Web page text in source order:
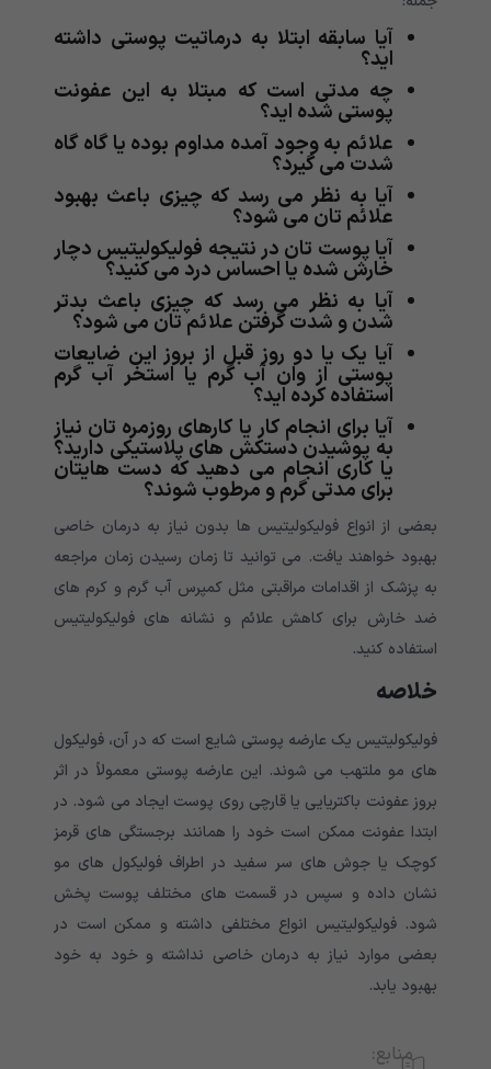
آیا سابقه ابتلا به درماتیت پوستی داشته
اید؟
چه مدتی است که مبتلا به این عفونت
پوستی شده اید؟
علائم به وجود آمده مداوم بوده یا گاه گاه
شدت می گیرد؟
آیا به نظر می رسد که چیزی باعث بهبود
علائم تان می شود؟
آیا پوست تان در نتیجه فولیکولیتیس دچار
خارش شده یا احساس درد می کنید؟
آیا به نظر می رسد که چیزی باعث بدتر
شدن و شدت گرفتن علائم تان می شود؟
آیا یک یا دو روز قبل از بروز این ضایعات
پوستی از وان آب گرم یا استخر آب گرم
استفاده کرده اید؟
آیا برای انجام کار یا کارهای روزمره تان نیاز
به پوشیدن دستکش های پلاستیکی دارید؟
یا کاری انجام می دهید که دست هایتان
برای مدتی گرم و مرطوب شوند؟
بعضی از انواع فولیکولیتیس ها بدون نیاز به درمان خاصی
بهبود خواهند یافت. می توانید تا زمان رسیدن زمان مراجعه
به پزشک از اقدامات مراقبتی مثل کمپرس آب گرم و کرم های
ضد خارش برای کاهش علائم و نشانه های فولیکولیتیس
استفاده کنید.
خلاصه
فولیکولیتیس یک عارضه پوستی شایع است که در آن، فولیکول
های مو ملتهب می شوند. این عارضه پوستی معمولاً در اثر
بروز عفونت باکتریایی یا قارچی روی پوست ایجاد می شود. در
ابتدا عفونت ممکن است خود را همانند برجستگی های قرمز
کوچک یا جوش های سر سفید در اطراف فولیکول های مو
نشان داده و سپس در قسمت های مختلف پوست پخش
شود. فولیکولیتیس انواع مختلفی داشته و ممکن است در
بعضی موارد نیاز به درمان خاصی نداشته و خود به خود
بهبود یابد.
منابع: